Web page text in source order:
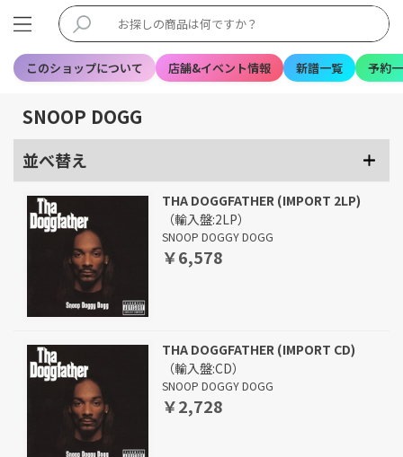
このショップについて 店舗&イベント情報 新譜一覧 予約
SNOOP DOGG
並べ替え
THA DOGGFATHER (IMPORT 2LP)
（輸入盤:2LP）
SNOOP DOGGY DOGG
￥6,578
THA DOGGFATHER (IMPORT CD)
（輸入盤:CD）
SNOOP DOGGY DOGG
￥2,728